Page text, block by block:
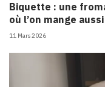
Biquette : une
où l’on mange
11 Mars 2026